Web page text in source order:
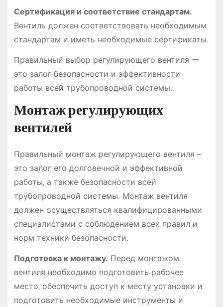
Сертификация и соответствие стандартам.
Вентиль должен соответствовать необходимым
стандартам и иметь необходимые сертификаты.
Правильный выбор регулирующего вентиля ー
это залог безопасности и эффективности
работы всей трубопроводной системы.
Монтаж регулирующих
вентилей
Правильный монтаж регулирующего вентиля –
это залог его долговечной и эффективной
работы‚ а также безопасности всей
трубопроводной системы. Монтаж вентиля
должен осуществляться квалифицированными
специалистами с соблюдением всех правил и
норм техники безопасности.
Подготовка к монтажу. Перед монтажом
вентиля необходимо подготовить рабочее
место‚ обеспечить доступ к месту установки и
подготовить необходимые инструменты и